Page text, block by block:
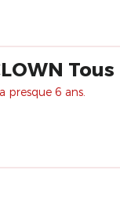
presque 6 ans.